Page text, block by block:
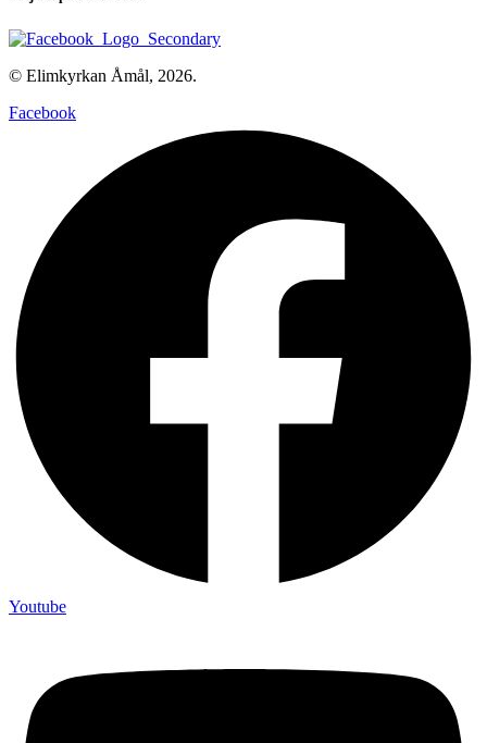
© Elimkyrkan Åmål, 2026.
Facebook
Youtube